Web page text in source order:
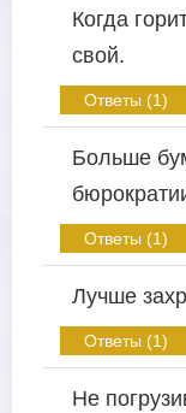
Когда
свой.
Ответы (1)
Больше
Ответы (1)
Лучше
Ответы (1)
Не